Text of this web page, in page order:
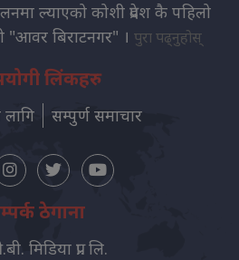
ल्याएको कोशी प्रदेश कै पहिलो
"आवर बिराटनगर" । पुरा पढ्नुहोस्
लिंकहरु
लागि सम्पुर्ण समाचार
ठेगाना
मिडिया प्रा. लि.